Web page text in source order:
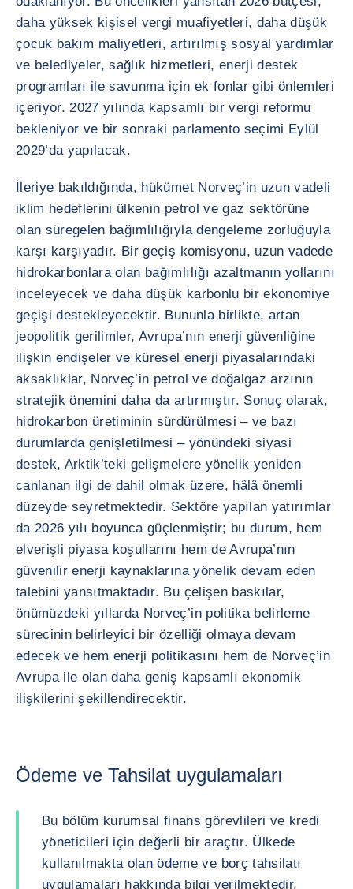
daha yüksek kişisel vergi muafiyetleri, daha düşük
çocuk bakım maliyetleri, artırılmış sosyal yardımlar
ve belediyeler, sağlık hizmetleri, enerji destek
programları ile savunma için ek fonlar gibi önlemleri
içeriyor. 2027 yılında kapsamlı bir vergi reformu
bekleniyor ve bir sonraki parlamento seçimi Eylül
2029’da yapılacak.
İleriye bakıldığında, hükümet Norveç’in uzun vadeli
iklim hedeflerini ülkenin petrol ve gaz sektörüne
olan süregelen bağımlılığıyla dengeleme zorluğuyla
karşı karşıyadır. Bir geçiş komisyonu, uzun vadede
hidrokarbonlara olan bağımlılığı azaltmanın yollarını
inceleyecek ve daha düşük karbonlu bir ekonomiye
geçişi destekleyecektir. Bununla birlikte, artan
jeopolitik gerilimler, Avrupa’nın enerji güvenliğine
ilişkin endişeler ve küresel enerji piyasalarındaki
aksaklıklar, Norveç’in petrol ve doğalgaz arzının
stratejik önemini daha da artırmıştır. Sonuç olarak,
hidrokarbon üretiminin sürdürülmesi – ve bazı
durumlarda genişletilmesi – yönündeki siyasi
destek, Arktik’teki gelişmelere yönelik yeniden
canlanan ilgi de dahil olmak üzere, hâlâ önemli
düzeyde seyretmektedir. Sektöre yapılan yatırımlar
da 2026 yılı boyunca güçlenmiştir; bu durum, hem
elverişli piyasa koşullarını hem de Avrupa’nın
güvenilir enerji kaynaklarına yönelik devam eden
talebini yansıtmaktadır. Bu çelişen baskılar,
önümüzdeki yıllarda Norveç’in politika belirleme
sürecinin belirleyici bir özelliği olmaya devam
edecek ve hem enerji politikasını hem de Norveç’in
Avrupa ile olan daha geniş kapsamlı ekonomik
ilişkilerini şekillendirecektir.
Ödeme ve Tahsilat uygulamaları
Bu bölüm kurumsal finans görevlileri ve kredi
yöneticileri için değerli bir araçtır. Ülkede
kullanılmakta olan ödeme ve borç tahsilatı
uygulamaları hakkında bilgi verilmektedir.